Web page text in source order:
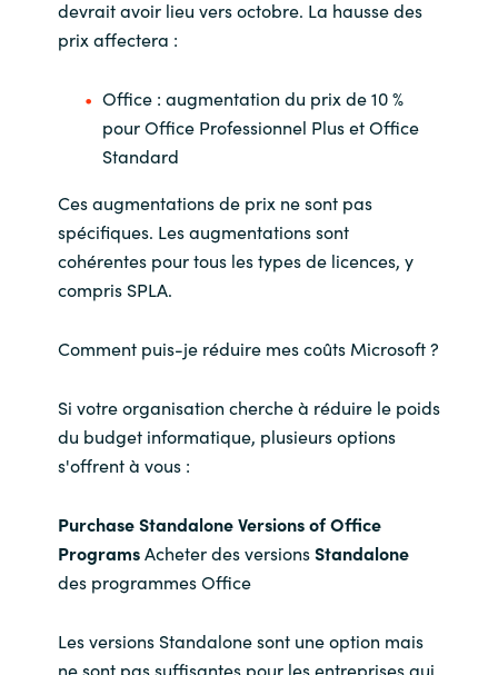
devrait avoir lieu vers octobre. La hausse des
prix affectera :
Office : augmentation du prix de 10 %
pour Office Professionnel Plus et Office
Standard
Ces augmentations de prix ne sont pas
spécifiques. Les augmentations sont
cohérentes pour tous les types de licences, y
compris SPLA.
Comment puis-je réduire mes coûts Microsoft ?
Si votre organisation cherche à réduire le poids
du budget informatique, plusieurs options
s'offrent à vous :
Purchase Standalone Versions of Office
ProgramsAcheter des versionsStandalone
des programmes Office
Les versions Standalone sont une option mais
ne sont pas suffisantes pour les entreprises qui